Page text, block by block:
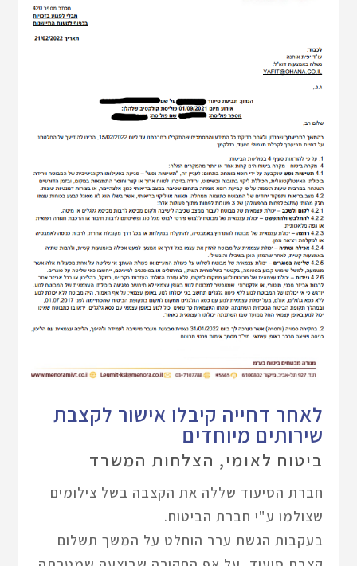
לאחר דחייה קיבלו אישור לקצבת
שירותים מיוחדים
ביטוח לאומי, הצלחות המשרד
חברת הסיעוד שללה את הקצבה בשל צילומים
שצולמו ע"י חברת הביטוח.
בעקבות הגשת ערר הוחלט על המשך תשלום